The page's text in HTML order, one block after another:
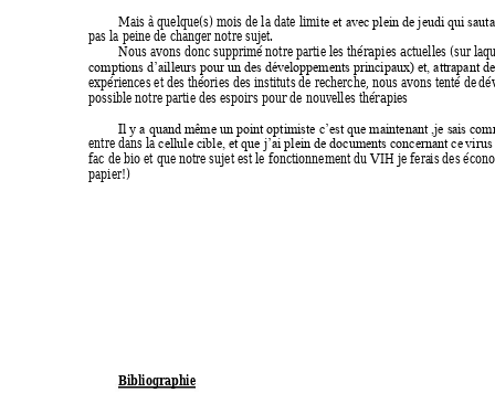
Mais à quelque(s) mois de la date limite et avec plein de jeudi qui
pas la peine de changer notre sujet.
Nous avons donc supprimé notre partie les thérapies actuelles (sur
comptions d’ailleurs pour un des développements principaux) et, attrapant de
expériences et des théories des instituts de recherche, nous avons tenté de
possible notre partie des espoirs pour de nouvelles thérapies
Il y a quand même un point optimiste c’est que maintenant ,je sais
entre dans la cellule cible, et que j’ai plein de documents concernant ce virus
fac de bio et que notre sujet est le fonctionnement du VIH je ferais des
papier!)
Bibliographie